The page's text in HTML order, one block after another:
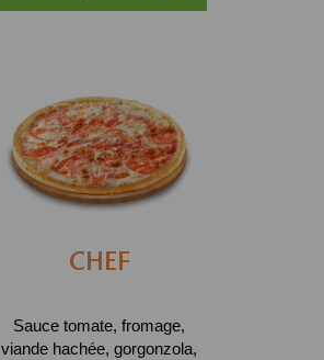
CHEF
Sauce tomate, fromage,
viande hachée, gorgonzola,